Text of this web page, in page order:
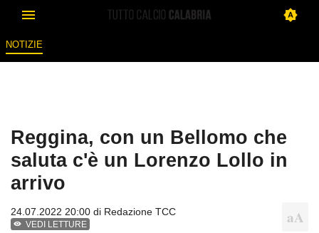
NOTIZIE
Reggina, con un Bellomo che
saluta c'è un Lorenzo Lollo in
arrivo
24.07.2022 20:00 di Redazione TCC
VEDI LETTURE